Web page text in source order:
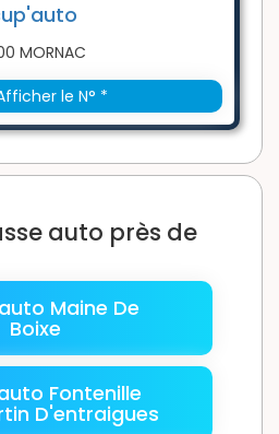
MORNAC
le N° *
auto près de
Maine De
Boixe
Fontenille
D'entraigues